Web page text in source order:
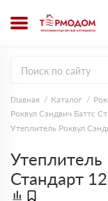
Главная Каталог
Роквул Сэндвич Баттс
Утеплитель Роквул
Утеплитель
Стандарт